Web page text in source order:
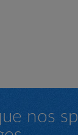
nos